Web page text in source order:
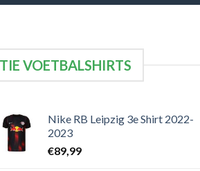
VOETBALSHIRTS
Nike RB Leipzig 3e Shirt 2022-
2023
€89,99